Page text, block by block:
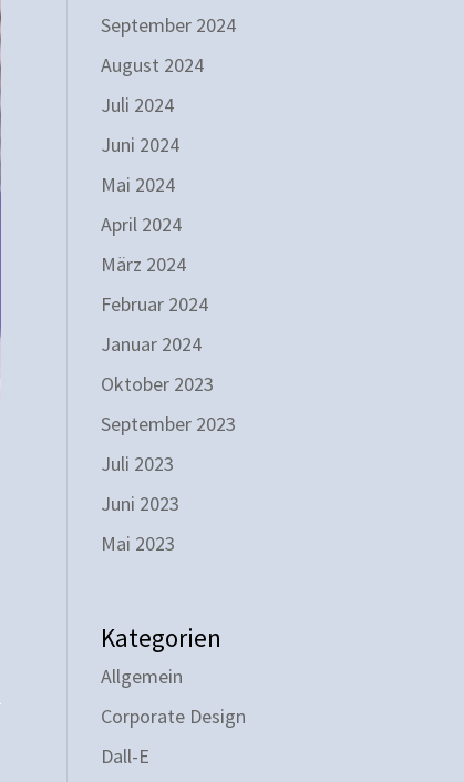
September 2024
August 2024
Juli 2024
Juni 2024
Mai 2024
April 2024
März 2024
Februar 2024
Januar 2024
Oktober 2023
September 2023
Juli 2023
Juni 2023
Mai 2023
Kategorien
Allgemein
Corporate Design
Dall-E